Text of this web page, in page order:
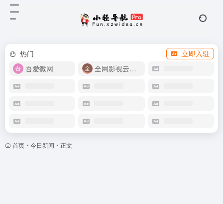
热门
立即入驻
吾爱微网
全网影视云盘资源
首页 • 今日新闻 • 正文